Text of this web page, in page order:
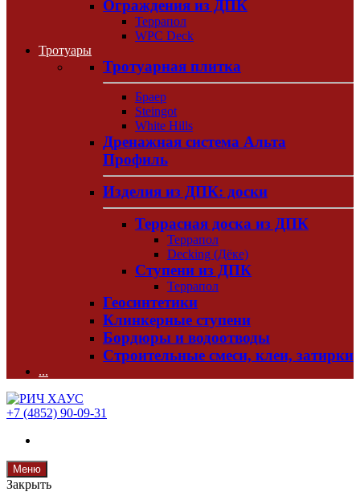
Ограждения из ДПК
Террапол
WPC Deck
Тротуары
Тротуарная плитка
Браер
Steingot
White Hills
Дренажная система Альта
Профиль
Изделия из ДПК: доски
Террасная доска из ДПК
Террапол
Decking (Дёке)
Ступени из ДПК
Террапол
Геосинтетики
Клинкерные ступени
Бордюры и водоотводы
Строительные смеси, клеи, затирки
...
+7 (4852) 90-09-31
Меню
Закрыть